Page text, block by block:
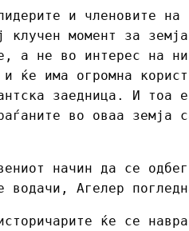
и членовите на
клучен момент за
а не во интерес на
ќе има огромна
заедница. И тоа
во оваа земја
начин да се
водачи, Агелер
ќе се